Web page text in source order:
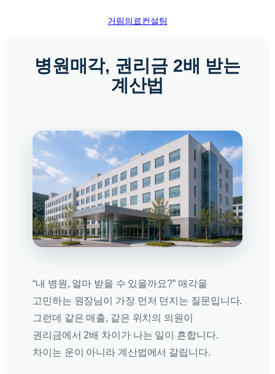
거림의료컨설팅
병원매각, 권리금 2배 받는
계산법
“내 병원, 얼마 받을 수 있을까요?” 매각을
고민하는 원장님이 가장 먼저 던지는 질문입니다.
그런데 같은 매출, 같은 위치의 의원이
권리금에서 2배 차이가 나는 일이 흔합니다.
차이는 운이 아니라 계산법에서 갈립니다.